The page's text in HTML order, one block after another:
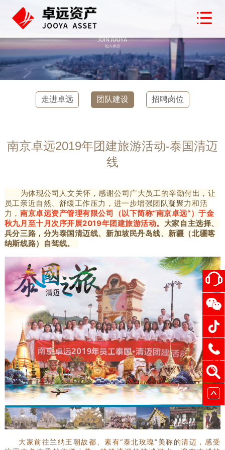
走进卓远 团队建设 招聘岗位
南京卓远2019年团建旅游活动-泰国清迈
线
为体现公司人文关怀，感谢公司广大员工的辛勤付出，让
员工亲近自然、舒缓工作压力，进一步增强团队凝聚力和活
力，南京卓远资产管理有限公司（以下简称“南京卓远”）于金
秋九月至十月次序开展2019年团建旅游活动。 大家自主选择、
兵分三路，分为泰国清迈线、新加坡民丹岛线、新疆（北疆喀
纳斯线路）自驾线。
大家前往兰纳王朝故都、素有“泰北玫瑰”美称的清迈，感受